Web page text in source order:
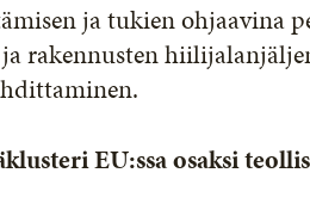
ja tukien ohjaavina
rakennusten
EU:ssa osaksi